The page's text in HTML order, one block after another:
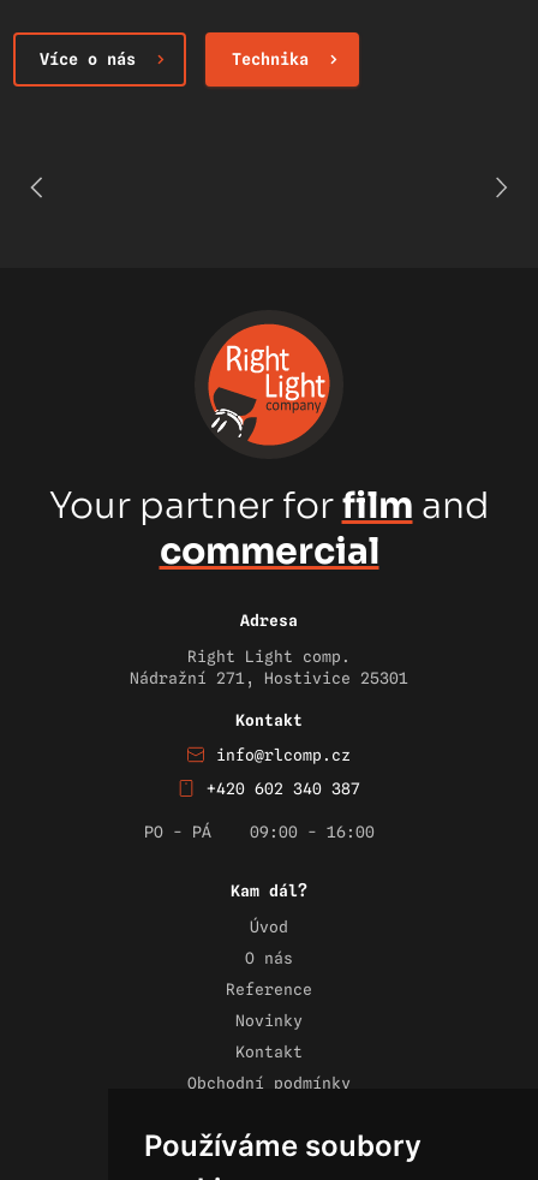
Používáme soubory
Více o nás Technika
Your partner forfilm and
commercial
Adresa
Right Light comp.
Nádražní 271, Hostivice 25301
Kontakt
info@rlcomp.cz
+420 602 340 387
PO - PÁ 09:00 - 16:00
Kam dál?
Úvod
O nás
Reference
Novinky
Kontakt
Obchodní podmínky